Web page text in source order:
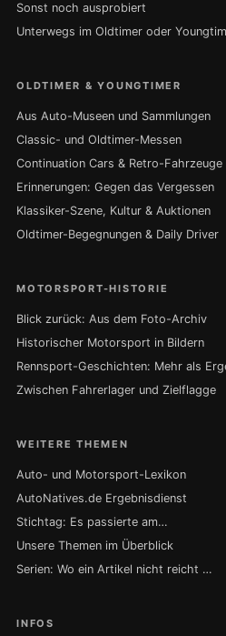
Sonst noch ausprobiert
Unterwegs im Oldtimer oder
OLDTIMER & YOUNGTIMER
Aus Auto-Museen und Sammlungen
Classic- und Oldtimer-Messen
Continuation Cars & Retro-Fahrzeuge
Erinnerungen: Gegen das Vergessen
Klassiker-Szene, Kultur & Auktionen
Oldtimer-Begegnungen & Daily Driver
MOTORSPORT-HISTORIE
Blick zurück: Aus dem Foto-Archiv
Historischer Motorsport in Bildern
Rennsport-Geschichten: Mehr als
Zwischen Fahrerlager und Zielflagge
WEITERE THEMEN
Auto- und Motorsport-Lexikon
AutoNatives.de Ergebnisdienst
Stichtag: Es passierte am…
Unsere Themen im Überblick
Serien: Wo ein Artikel nicht reicht …
INFOS